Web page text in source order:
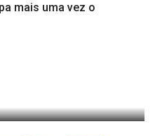
mais uma vez o